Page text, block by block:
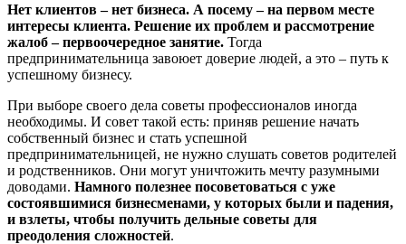
Нет клиентов – нет бизнеса. А посему – на первом месте
интересы клиента. Решение их проблем и рассмотрение
жалоб – первоочередное занятие. Тогда
предпринимательница завоюет доверие людей, а это – путь к
успешному бизнесу.
При выборе своего дела советы профессионалов иногда
необходимы. И совет такой есть: приняв решение начать
собственный бизнес и стать успешной
предпринимательницей, не нужно слушать советов родителей
и родственников. Они могут уничтожить мечту разумными
доводами. Намного полезнее посоветоваться с уже
состоявшимися бизнесменами, у которых были и падения,
и взлеты, чтобы получить дельные советы для
преодоления сложностей.